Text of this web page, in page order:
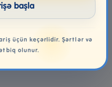
başla
üçün keçərlidir. Şərtlər və
olunur.